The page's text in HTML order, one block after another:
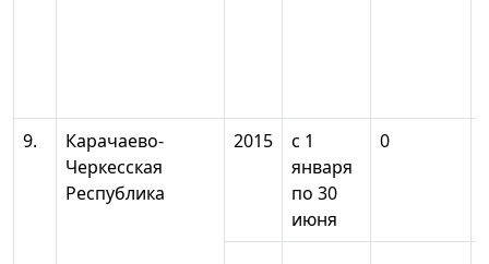
9.
Карачаево-
Черкесская
Республика
2015
с 1
января
по 30
июня
0